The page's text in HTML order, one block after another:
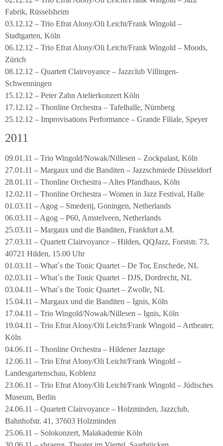
Fabrik, Rüsselsheim
03.12.12 – Trio Efrat Alony/Oli Leicht/Frank Wingold –
Stadtgarten, Köln
06.12.12 – Trio Efrat Alony/Oli Leicht/Frank Wingold – Moods,
Zürich
08.12.12 – Quartett Clairvoyance – Jazzclub Villingen-
Schwenningen
15.12.12 – Peter Zahn Atelierkonzert Köln
17.12.12 – Thonline Orchestra – Tafelhalle, Nürnberg
25.12.12 – Improvisations Performance – Grande Filiale, Speyer
2011
09.01.11 – Trio Wingold/Nowak/Nillesen – Zockpalast, Köln
27.01.11 – Margaux und die Banditen – Jazzschmiede Düsseldorf
28.01.11 – Thonline Orchestra – Altes Pfandhaus, Köln
12.02.11 – Thonline Orchestra – Women in Jazz Festival, Halle
01.03.11 – Agog – Smederij, Goningen, Netherlands
06.03.11 – Agog – P60, Amstelveen, Netherlands
25.03.11 – Margaux und die Banditen, Frankfurt a.M.
27.03.11 – Quartett Clairvoyance – Hilden, QQJazz, Forststr. 73,
40721 Hilden, 15.00 Uhr
01.03.11 – What´s the Tonic Quartet – De Tor, Enschede, NL
02.03.11 – What´s the Tonic Quartet – DJS, Dordrecht, NL
03.04.11 – What´s the Tonic Quartet – Zwolle, NL
15.04.11 – Margaux und die Banditen – Ignis, Köln
17.04.11 – Trio Wingold/Nowak/Nillesen – Ignis, Köln
19.04.11 – Trio Efrat Alony/Oli Leicht/Frank Wingold – Artheater,
Köln
04.06.11 – Thonline Orchestra – Hildener Jazztage
12.06.11 – Trio Efrat Alony/Oli Leicht/Frank Wingold –
Landesgartenschau, Koblenz
23.06.11 – Trio Efrat Alony/Oli Leicht/Frank Wingold – Jüdisches
Museum, Berlin
24.06.11 – Quartett Clairvoyance – Holzminden, Jazzclub,
Bahnhofstr. 41, 37603 Holzminden
25.06.11 – Solokonzert, Malakademie Köln